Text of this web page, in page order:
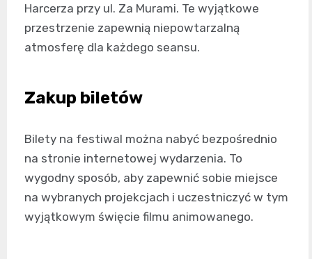
Harcerza przy ul. Za Murami. Te wyjątkowe
przestrzenie zapewnią niepowtarzalną
atmosferę dla każdego seansu.
Zakup biletów
Bilety na festiwal można nabyć bezpośrednio
na stronie internetowej wydarzenia. To
wygodny sposób, aby zapewnić sobie miejsce
na wybranych projekcjach i uczestniczyć w tym
wyjątkowym święcie filmu animowanego.